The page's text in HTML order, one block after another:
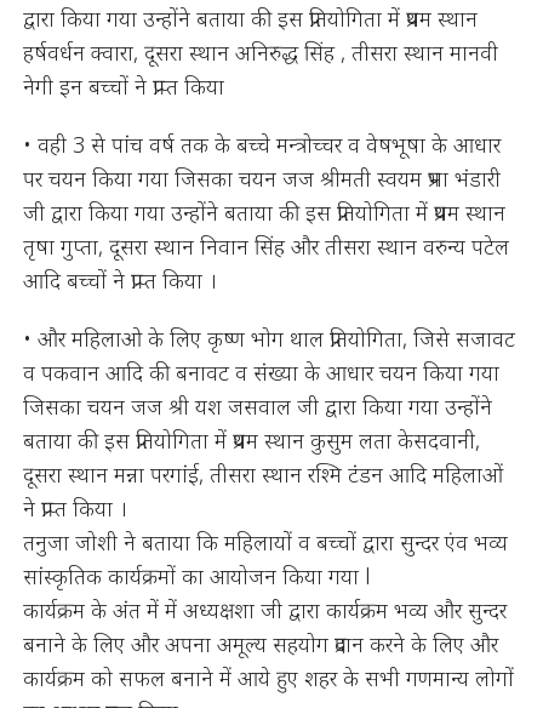
द्वारा किया गया उन्होंने बताया की इस प्रतियोगिता में प्रथम स्थान
हर्षवर्धन क्वारा, दूसरा स्थान अनिरुद्ध सिंह , तीसरा स्थान मानवी
नेगी इन बच्चों ने प्राप्त किया
• वही 3 से पांच वर्ष तक के बच्चे मन्त्रोच्चर व वेषभूषा के आधार
पर चयन किया गया जिसका चयन जज श्रीमती स्वयम प्रभा भंडारी
जी द्वारा किया गया उन्होंने बताया की इस प्रतियोगिता में प्रथम स्थान
तृषा गुप्ता, दूसरा स्थान निवान सिंह और तीसरा स्थान वरुन्य पटेल
आदि बच्चों ने प्राप्त किया ।
• और महिलाओ के लिए कृष्ण भोग थाल प्रतियोगिता, जिसे सजावट
व पकवान आदि की बनावट व संख्या के आधार चयन किया गया
जिसका चयन जज श्री यश जसवाल जी द्वारा किया गया उन्होंने
बताया की इस प्रतियोगिता में प्रथम स्थान कुसुम लता केसदवानी,
दूसरा स्थान मन्ना परगांई, तीसरा स्थान रश्मि टंडन आदि महिलाओं
ने प्राप्त किया ।
तनुजा जोशी ने बताया कि महिलायों व बच्चों द्वारा सुन्दर एंव भव्य
सांस्कृतिक कार्यक्रमों का आयोजन किया गया l
कार्यक्रम के अंत में में अध्यक्षशा जी द्वारा कार्यक्रम भव्य और सुन्दर
बनाने के लिए और अपना अमूल्य सहयोग प्रदान करने के लिए और
कार्यक्रम को सफल बनाने में आये हुए शहर के सभी गणमान्य लोगों